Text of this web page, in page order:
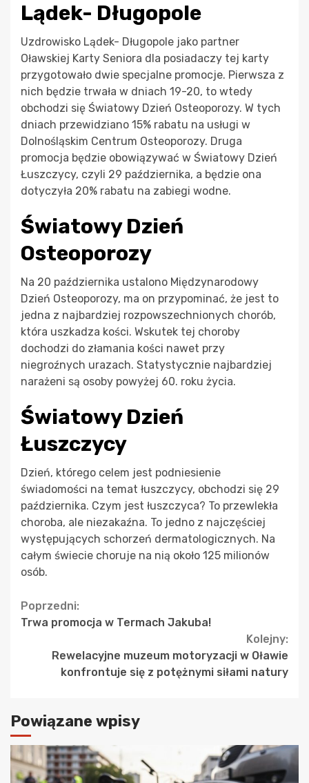
Lądek- Długopole
Uzdrowisko Lądek- Długopole jako partner
Oławskiej Karty Seniora dla posiadaczy tej karty
przygotowało dwie specjalne promocje. Pierwsza z
nich będzie trwała w dniach 19-20, to wtedy
obchodzi się Światowy Dzień Osteoporozy. W tych
dniach przewidziano 15% rabatu na usługi w
Dolnośląskim Centrum Osteoporozy. Druga
promocja będzie obowiązywać w Światowy Dzień
Łuszczycy, czyli 29 października, a będzie ona
dotyczyła 20% rabatu na zabiegi wodne.
Światowy Dzień
Osteoporozy
Na 20 października ustalono Międzynarodowy
Dzień Osteoporozy, ma on przypominać, że jest to
jedna z najbardziej rozpowszechnionych chorób,
która uszkadza kości. Wskutek tej choroby
dochodzi do złamania kości nawet przy
niegroźnych urazach. Statystycznie najbardziej
narażeni są osoby powyżej 60. roku życia.
Światowy Dzień
Łuszczycy
Dzień, którego celem jest podniesienie
świadomości na temat łuszczycy, obchodzi się 29
października. Czym jest łuszczyca? To przewlekła
choroba, ale niezakaźna. To jedno z najczęściej
występujących schorzeń dermatologicznych. Na
całym świecie choruje na nią około 125 milionów
osób.
Continue
Poprzedni:
Trwa promocja w Termach Jakuba!
Kolejny:
Rewelacyjne muzeum motoryzacji w Oławie
konfrontuje się z potężnymi siłami natury
Powiązane wpisy